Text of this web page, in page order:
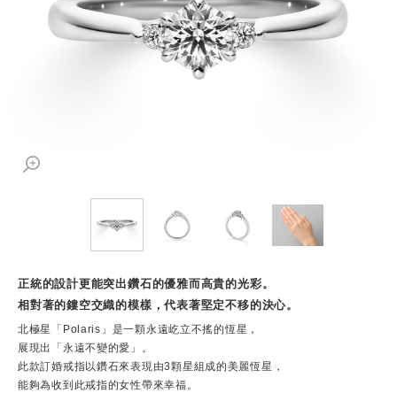
正統的設計更能突出鑽石的優雅而高貴的光彩。
相對著的鏤空交織的模樣，代表著堅定不移的決心。
北極星「Polaris」是一顆永遠屹立不搖的恆星，
展現出「永遠不變的愛」。
此款訂婚戒指以鑽石來表現由3顆星組成的美麗恆星，
能夠為收到此戒指的女性帶來幸福。